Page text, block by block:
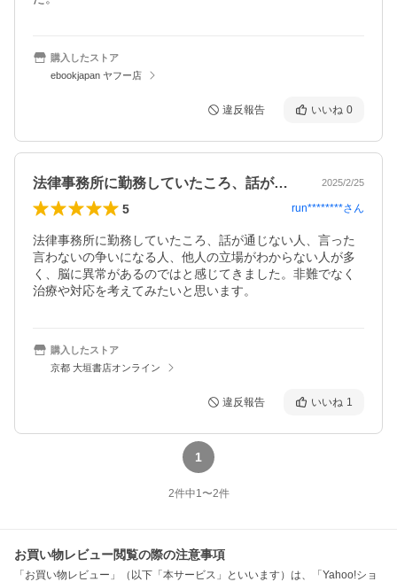
購入したストア
ebookjapan ヤフー店
違反報告 いいね 0
法律事務所に勤務していたころ、話が通じ… 2025/2/25
5 run********さん
法律事務所に勤務していたころ、話が通じない人、言った
言わないの争いになる人、他人の立場がわからない人が多
く、脳に異常があるのではと感じてきました。非難でなく
治療や対応を考えてみたいと思います。
購入したストア
京都 大垣書店オンライン
違反報告 いいね 1
1
2件中1〜2件
お買い物レビュー閲覧の際の注意事項
「お買い物レビュー」（以下「本サービス」といいます）は、「Yahoo!ショ